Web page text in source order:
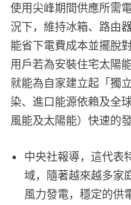
使用尖峰期間供應所需
況下，維持冰箱、路由
能省下電費成本並擺脫
用戶若為安裝住宅太陽
就能為自家建立起「獨
染、進口能源依賴及全
風能及太陽能）快速的
中央社報導，這代表
域，隨著越來越多家
風力發電，穩定的供